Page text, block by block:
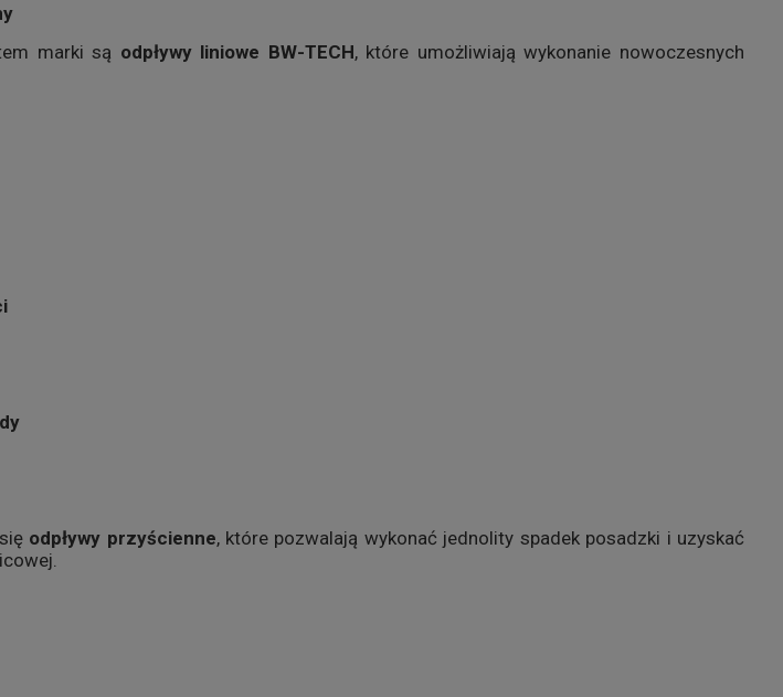
marki są odpływy liniowe BW-TECH, które umożliwiają wykonanie nowoczesnych
odpływy przyścienne, które pozwalają wykonać jednolity spadek posadzki i uzyskać